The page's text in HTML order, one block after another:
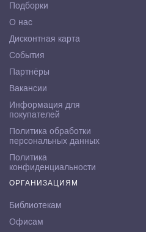
Подборки
О нас
Дисконтная карта
События
Партнёры
Вакансии
Информация для
покупателей
Политика обработки
персональных данных
Политика
конфиденциальности
ОРГАНИЗАЦИЯМ
Библиотекам
Офисам